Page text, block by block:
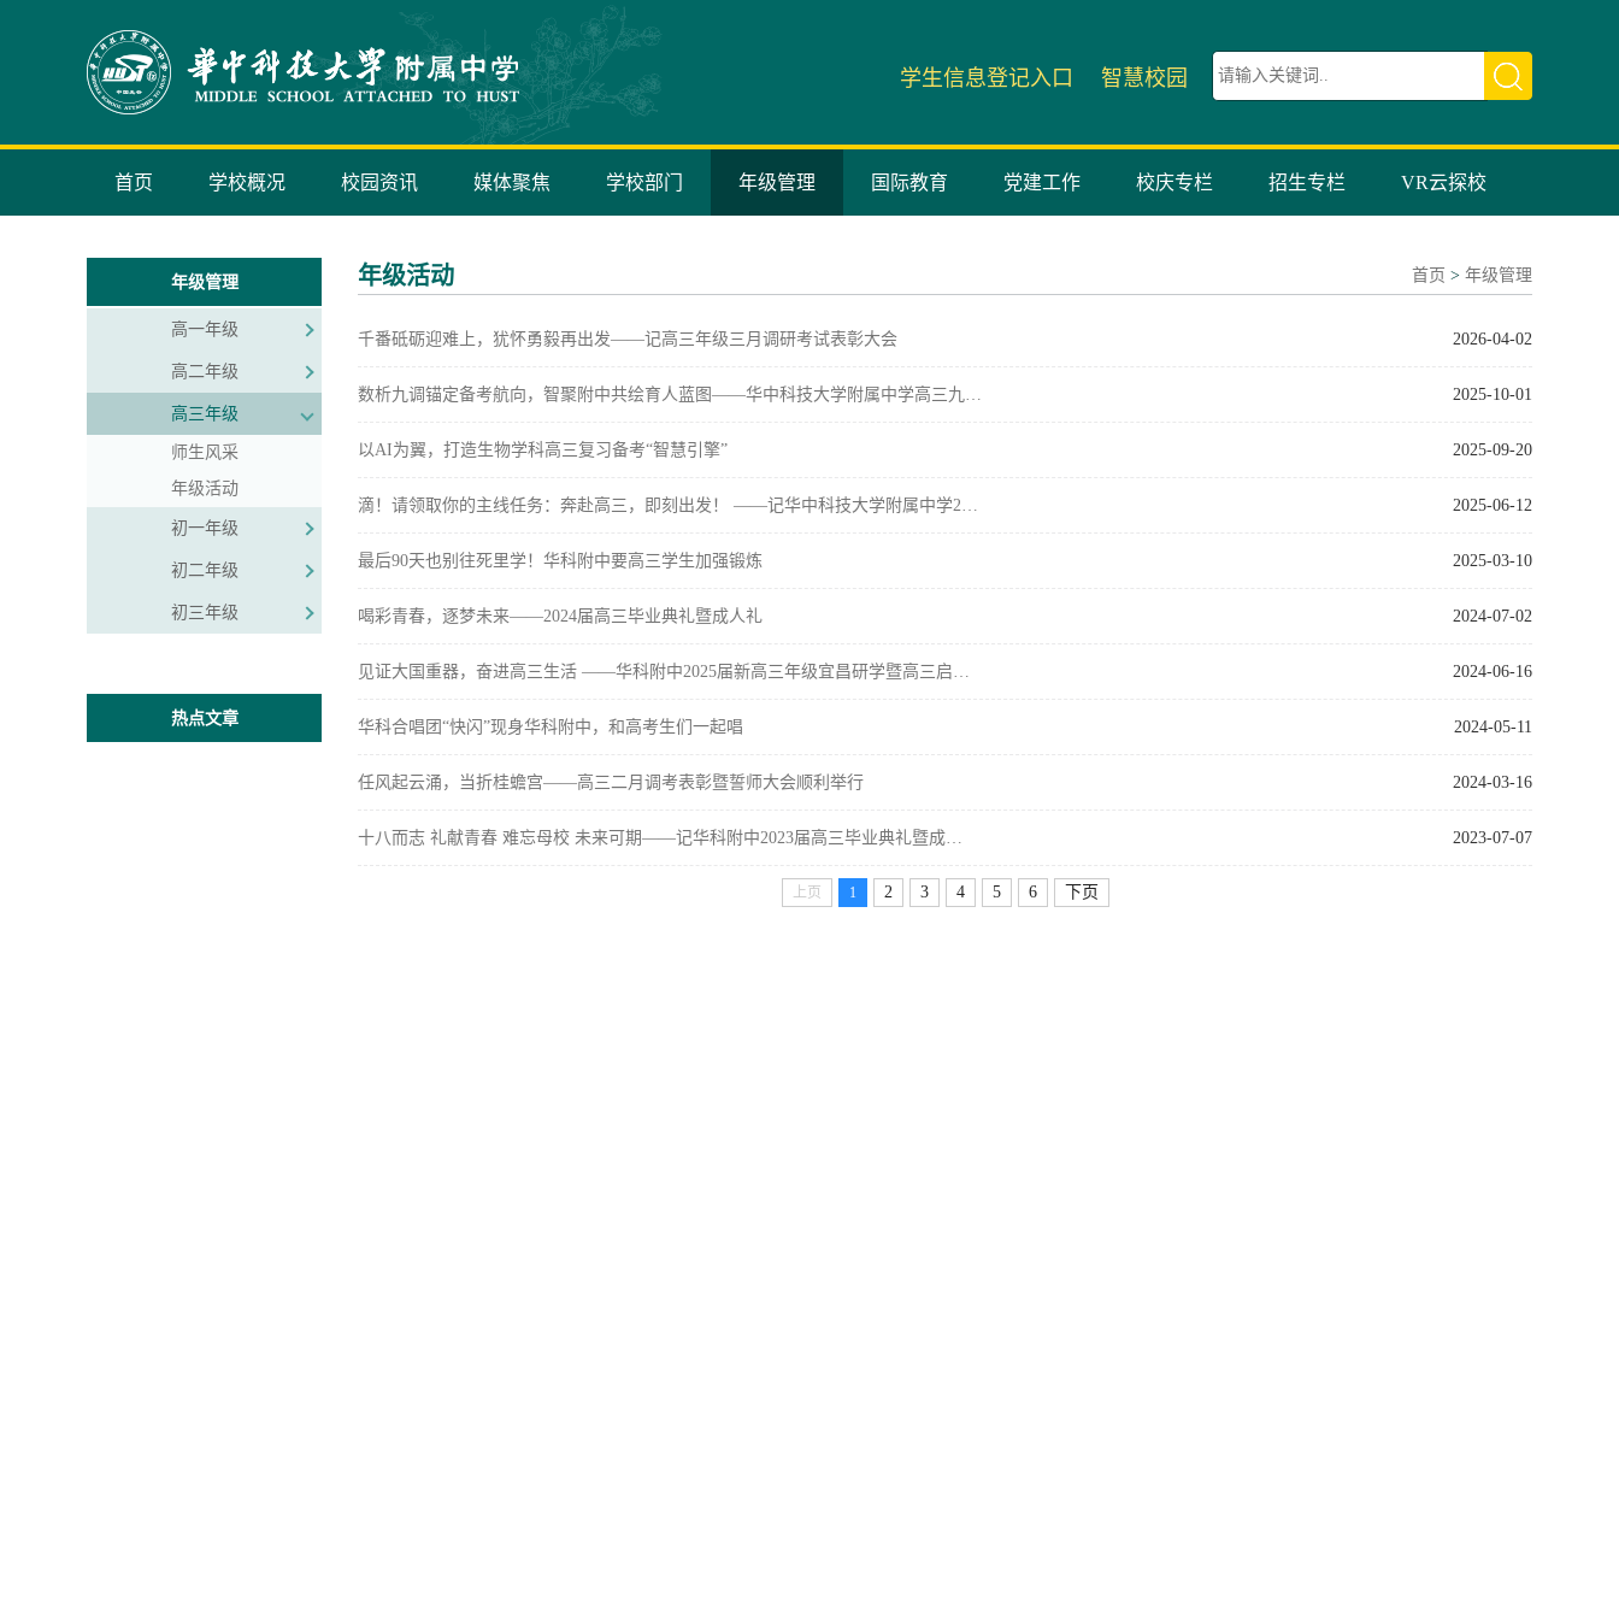
学生信息登记入口 智慧校园
首页 学校概况 校园资讯 媒体聚焦 学校部门 年级管理 国际教育 党建工作 校庆专栏 招生专栏 VR云探校
年级管理
高一年级
高二年级
高三年级
师生风采
年级活动
初一年级
初二年级
初三年级
热点文章
首页 > 年级管理
年级活动
2026-04-02
千番砥砺迎难上，犹怀勇毅再出发——记高三年级三月调研考试表彰大会
2025-10-01
数析九调锚定备考航向，智聚附中共绘育人蓝图——华中科技大学附属中学高三九…
2025-09-20
以AI为翼，打造生物学科高三复习备考“智慧引擎”
2025-06-12
滴！请领取你的主线任务：奔赴高三，即刻出发！ ——记华中科技大学附属中学2…
2025-03-10
最后90天也别往死里学！华科附中要高三学生加强锻炼
2024-07-02
喝彩青春，逐梦未来——2024届高三毕业典礼暨成人礼
2024-06-16
见证大国重器，奋进高三生活 ——华科附中2025届新高三年级宜昌研学暨高三启…
2024-05-11
华科合唱团“快闪”现身华科附中，和高考生们一起唱
2024-03-16
任风起云涌，当折桂蟾宫——高三二月调考表彰暨誓师大会顺利举行
2023-07-07
十八而志 礼献青春 难忘母校 未来可期——记华科附中2023届高三毕业典礼暨成…
上页 1 2 3 4 5 6 下页